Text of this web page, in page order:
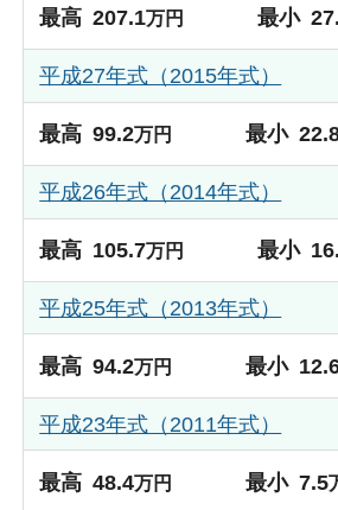
最高 207.1万円 最小
平成27年式（2015年式）
最高 99.2万円 最小
平成26年式（2014年式）
最高 105.7万円 最小
平成25年式（2013年式）
最高 94.2万円 最小
平成23年式（2011年式）
最高 48.4万円 最小 7.5